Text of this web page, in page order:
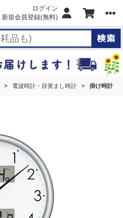
ログイン
新規会員登録(無料)
電波時計・目覚まし時計 掛け時計